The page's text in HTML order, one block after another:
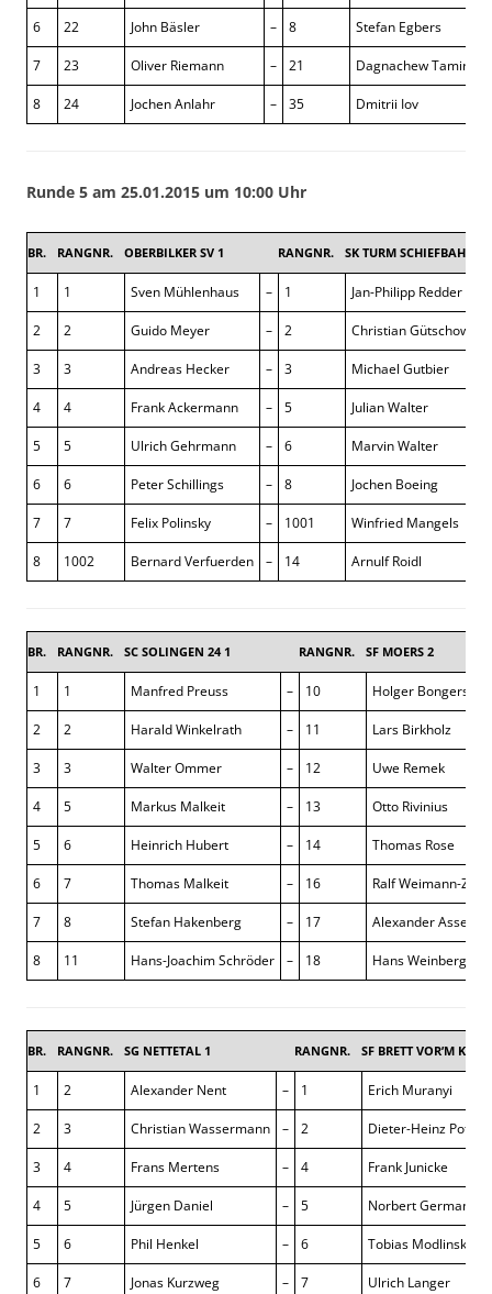
6 22 John Bäsler – 8 Stefan Egbers
7 23 Oliver Riemann – 21 Dagnachew Tamiru
8 24 Jochen Anlahr – 35 Dmitrii Iov
Runde 5 am 25.01.2015 um 10:00 Uhr
BR. RANGNR. OBERBILKER SV 1 RANGNR. SK TURM SCHIEFBAHN 1
1 1 Sven Mühlenhaus – 1 Jan-Philipp Redder
2 2 Guido Meyer – 2 Christian Gütschow
3 3 Andreas Hecker – 3 Michael Gutbier
4 4 Frank Ackermann – 5 Julian Walter
5 5 Ulrich Gehrmann – 6 Marvin Walter
6 6 Peter Schillings – 8 Jochen Boeing
7 7 Felix Polinsky – 1001 Winfried Mangels
8 1002 Bernard Verfuerden – 14 Arnulf Roidl
BR. RANGNR. SC SOLINGEN 24 1 RANGNR. SF MOERS 2
1 1 Manfred Preuss – 10 Holger Bongers
2 2 Harald Winkelrath – 11 Lars Birkholz
3 3 Walter Ommer – 12 Uwe Remek
4 5 Markus Malkeit – 13 Otto Rivinius
5 6 Heinrich Hubert – 14 Thomas Rose
6 7 Thomas Malkeit – 16 Ralf Weimann-
7 8 Stefan Hakenberg – 17 Alexander
8 11 Hans-Joachim Schröder – 18 Hans Weinberger
BR. RANGNR. SG NETTETAL 1 RANGNR. SF BRETT VOR’M
1 2 Alexander Nent – 1 Erich Muranyi
2 3 Christian Wassermann – 2 Dieter-Heinz
3 4 Frans Mertens – 4 Frank Junicke
4 5 Jürgen Daniel – 5 Norbert Germann
5 6 Phil Henkel – 6 Tobias Modlinski
6 7 Jonas Kurzweg – 7 Ulrich Langer